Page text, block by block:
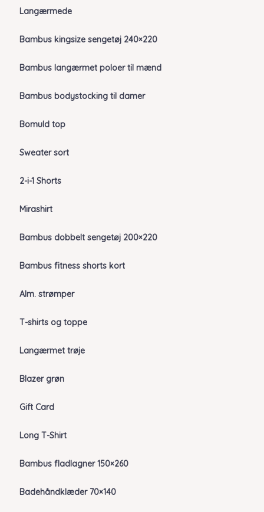
Langærmede
Bambus kingsize sengetøj 240×220
Bambus langærmet poloer til mænd
Bambus bodystocking til damer
Bomuld top
Sweater sort
2-i-1 Shorts
Mirashirt
Bambus dobbelt sengetøj 200×220
Bambus fitness shorts kort
Alm. strømper
T-shirts og toppe
Langærmet trøje
Blazer grøn
Gift Card
Long T-Shirt
Bambus fladlagner 150×260
Badehåndklæder 70×140